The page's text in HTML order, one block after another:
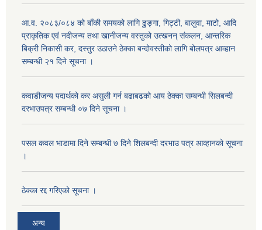
आ.व. २०८३/०८४ को बाँकी समयको लागि ढुङ्गा, गिट्टी, बालुवा, माटो, आदि
प्राकृतिक एवं नदीजन्य तथा खानीजन्य वस्तुको उत्खनन् संकलन, आन्तरिक
बिक्री निकासी कर, दस्तुर उठाउने ठेक्का बन्दोवस्तीको लागि बोलपत्र आव्हान
सम्बन्धी २१ दिने सूचना ।
कवाडीजन्य पदार्थको कर असुली गर्न बढाबढको आय ठेक्का सम्बन्धी सिलबन्दी
दरभाउपत्र सम्बन्धी ०७ दिने सूचना ।
पसल कवल भाडामा दिने सम्बन्धी ७ दिने शिलबन्दी दरभाउ पत्र आव्हानको सूचना
।
ठेक्का रद्द गरिएको सूचना ।
अन्य